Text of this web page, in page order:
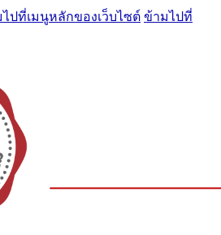
ปที่เมนูหลักของเว็บไซต์ ข้ามไปที่